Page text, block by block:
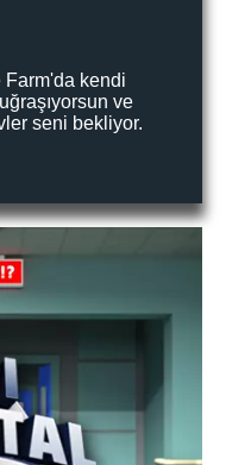
Farm'da kendi
ve
seni bekliyor.